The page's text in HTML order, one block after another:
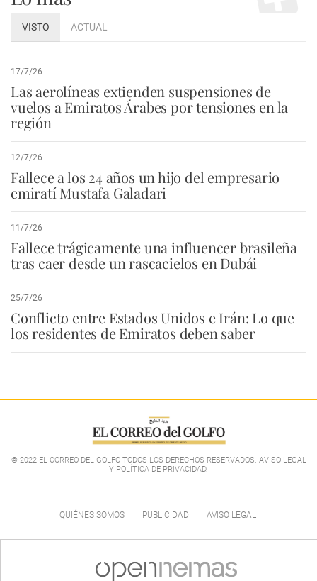
VISTO ACTUAL
17/7/26
Las aerolíneas extienden suspensiones de
vuelos a Emiratos Árabes por tensiones en la
región
12/7/26
Fallece a los 24 años un hijo del empresario
emiratí Mustafa Galadari
11/7/26
Fallece trágicamente una influencer brasileña
tras caer desde un rascacielos en Dubái
25/7/26
Conflicto entre Estados Unidos e Irán: Lo que
los residentes de Emiratos deben saber
© 2022 EL CORREO DEL GOLFO TODOS LOS DERECHOS RESERVADOS. AVISO LEGAL
Y POLÍTICA DE PRIVACIDAD.
QUIÉNES SOMOS PUBLICIDAD AVISO LEGAL